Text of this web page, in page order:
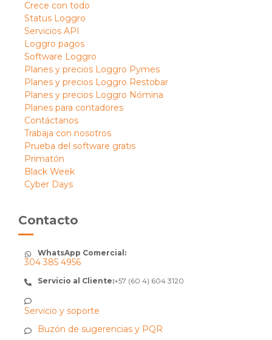
Crece con todo
Status Loggro
Servicios API
Loggro pagos
Software Loggro
Planes y precios Loggro Pymes
Planes y precios Loggro Restobar
Planes y precios Loggro Nómina
Planes para contadores
Contáctanos
Trabaja con nosotros
Prueba del software gratis
Primatón
Black Week
Cyber Days
Contacto
WhatsApp Comercial:
304 385 4956
Servicio al Cliente:+57 (60 4) 604 3120
Servicio y soporte
Buzón de sugerencias y PQR